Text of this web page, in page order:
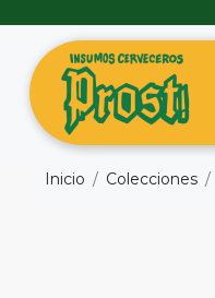
Inicio Colecciones